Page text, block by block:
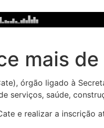
mais
órgão ligado à
serviços, saúde,
e realizar a